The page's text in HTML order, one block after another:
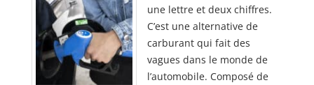
une lettre et deux chiffres.
C’est une alternative de
carburant qui fait des
vagues dans le monde de
l’automobile. Composé de